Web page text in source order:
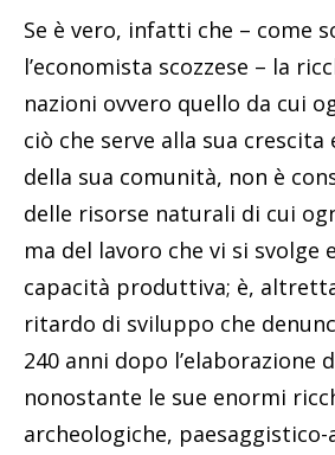
Se è vero, infatti che – come
l’economista scozzese – la
nazioni ovvero quello da cui
ciò che serve alla sua crescita
della sua comunità, non è
delle risorse naturali di cui
ma del lavoro che vi si svolge
capacità produttiva; è,
ritardo di sviluppo che
240 anni dopo l’elaborazione
nonostante le sue enormi
archeologiche,